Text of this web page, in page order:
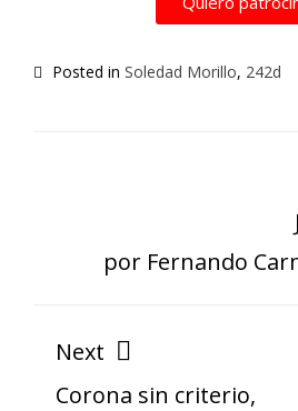
Posted in Soledad Morillo, 242d
por Fernando
Next
Corona sin criterio,